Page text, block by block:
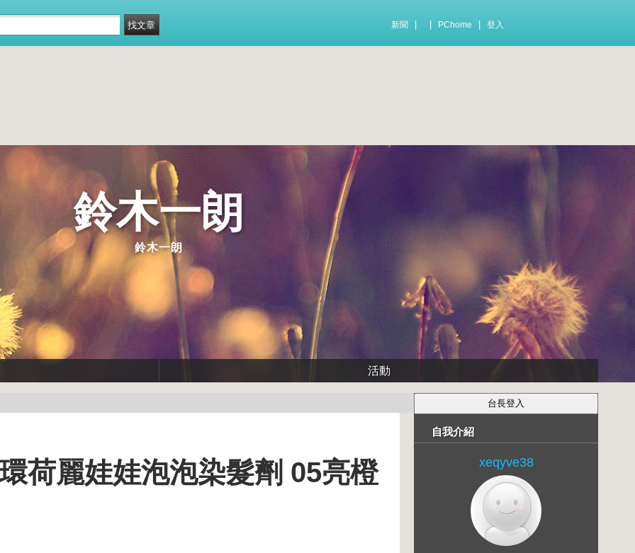
新聞 PChome 登入
鈴木一朗
鈴木一朗
活動
荷麗娃娃泡泡染髮劑 05亮橙
自我介紹
xeqyve38